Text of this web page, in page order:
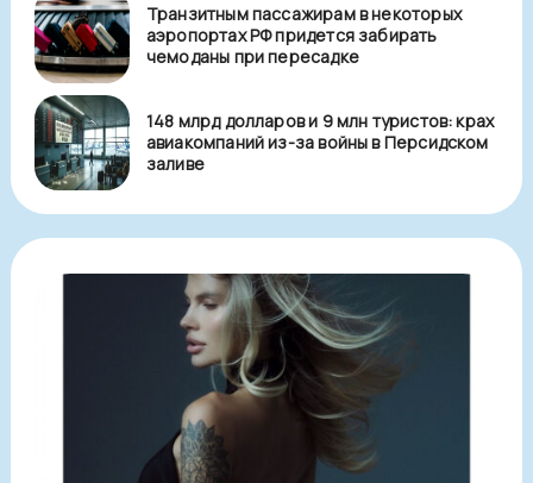
Транзитным пассажирам в некоторых
аэропортах РФ придется забирать
чемоданы при пересадке
148 млрд долларов и 9 млн туристов: крах
авиакомпаний из-за войны в Персидском
заливе